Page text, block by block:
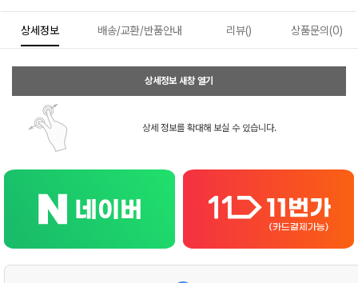
상세정보 배송/교환/반품안내 리뷰() 상품문의(0)
상세정보 새창 열기
상세 정보를 확대해 보실 수 있습니다.